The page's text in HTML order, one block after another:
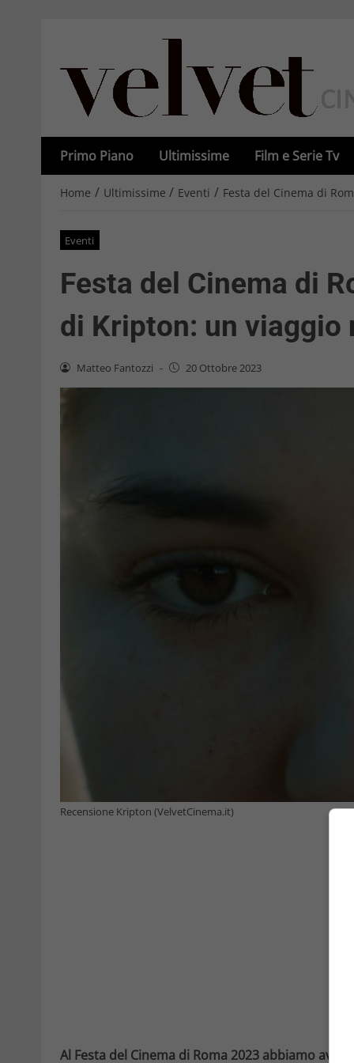
Primo Piano Ultimissime Film e Serie Tv
Home / Ultimissime / Eventi / Festa del Cinema di
Eventi
Festa del Cinema di
di Kripton: un
Matteo Fantozzi - 20 Ottobre 2023
Recensione Kripton (VelvetCinema.it)
Al Festa del Cinema di Roma 2023 abbiamo